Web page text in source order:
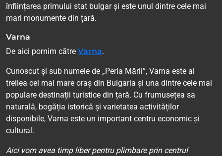
înființarea primului stat bulgar și este unul dintre cele mai
mari monumente din țară.
Varna
De aici pornim către Varna.
Cunoscut și sub numele de „Perla Mării”, Varna este al
treilea cel mai mare oraș din Bulgaria și una dintre cele mai
populare destinații turistice din țară. Cu frumusețea sa
naturală, bogăția istorică și varietatea activităților
disponibile, Varna este un important centru economic și
cultural.
Aici vom avea timp liber pentru plimbare prin centrul